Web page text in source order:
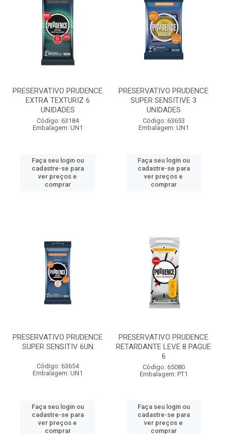
PRESERVATIVO PRUDENCE
EXTRA TEXTURIZ 6
UNIDADES
Código: 63184
Embalagem: UN1
Faça seu login ou
cadastre-se para
ver preços e
comprar
PRESERVATIVO PRUDENCE
SUPER SENSITIVE 3
UNIDADES
Código: 63653
Embalagem: UN1
Faça seu login ou
cadastre-se para
ver preços e
comprar
PRESERVATIVO PRUDENCE
SUPER SENSITIV 6UN
Código: 63654
Embalagem: UN1
Faça seu login ou
cadastre-se para
ver preços e
comprar
PRESERVATIVO PRUDENCE
RETARDANTE LEVE 8 PAGUE
6
Código: 65080
Embalagem: PT1
Faça seu login ou
cadastre-se para
ver preços e
comprar